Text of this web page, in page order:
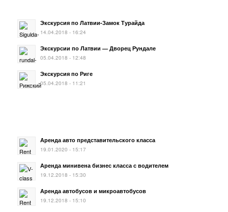
Экскурсия по Латвии-Замок Турайда
14.04.2018 - 16:24
Экскурсии по Латвии — Дворец Рундале
05.04.2018 - 12:48
Экскурсия по Риге
05.04.2018 - 11:21
Аренда авто представительского класса
19.01.2020 - 15:17
Аренда минивена бизнес класса с водителем
19.12.2018 - 15:30
Аренда автобусов и микроавтобусов
19.12.2018 - 15:10